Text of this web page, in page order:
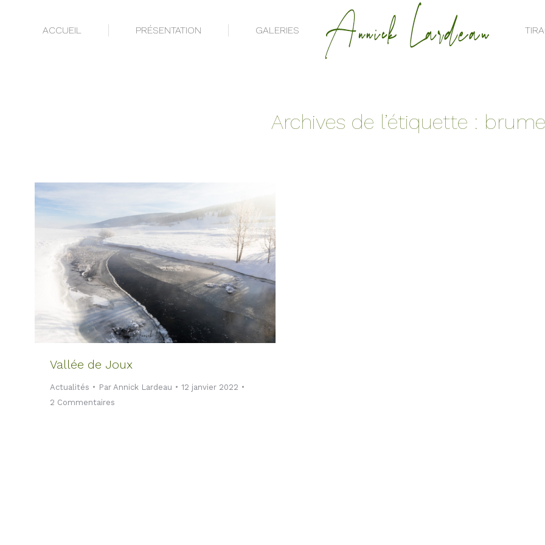
ACCUEIL PRÉSENTATION GALERIES
Archives de l’étiquette : brume
Vallée de Joux
Actualités Par Annick Lardeau
12 janvier 2022
2 Commentaires
ACCUEIL PRÉSENTATION GALERIES